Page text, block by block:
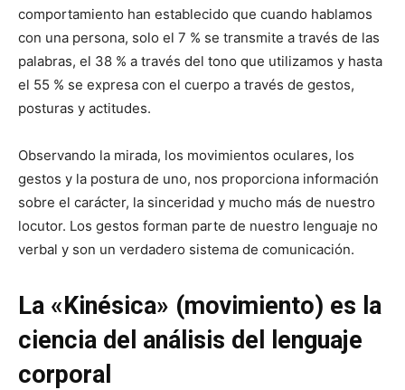
comportamiento han establecido que cuando hablamos
con una persona, solo el 7 % se transmite a través de las
palabras, el 38 % a través del tono que utilizamos y hasta
el 55 % se expresa con el cuerpo a través de gestos,
posturas y actitudes.
Observando la mirada, los movimientos oculares, los
gestos y la postura de uno, nos proporciona información
sobre el carácter, la sinceridad y mucho más de nuestro
locutor. Los gestos forman parte de nuestro lenguaje no
verbal y son un verdadero sistema de comunicación.
La «Kinésica» (movimiento) es la
ciencia del análisis del lenguaje
corporal